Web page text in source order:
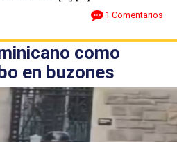
1 Comentarios
como
en buzones